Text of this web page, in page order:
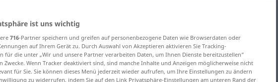
für "schmerzvoll"
ist uns wichtig
716-Partner speichern und greifen auf personenbezogene Daten wie Browserdaten oder
auf Ihrem Gerät zu. Durch Auswahl von Akzeptieren aktivieren Sie Tracking-
für die unter „Wir und unsere Partner verarbeiten Daten, um Ihnen Dienste bereitzustellen“
Zwecke. Wenn Tracker deaktiviert sind, sind manche Inhalte und Anzeigen möglicherweise nicht
für Sie. Sie können dieses Menü jederzeit wieder aufrufen, um Ihre Einstellungen zu ändern
zu widerrufen, indem Sie auf den Link Privatsphäre-Einstellungen am unteren Rand der